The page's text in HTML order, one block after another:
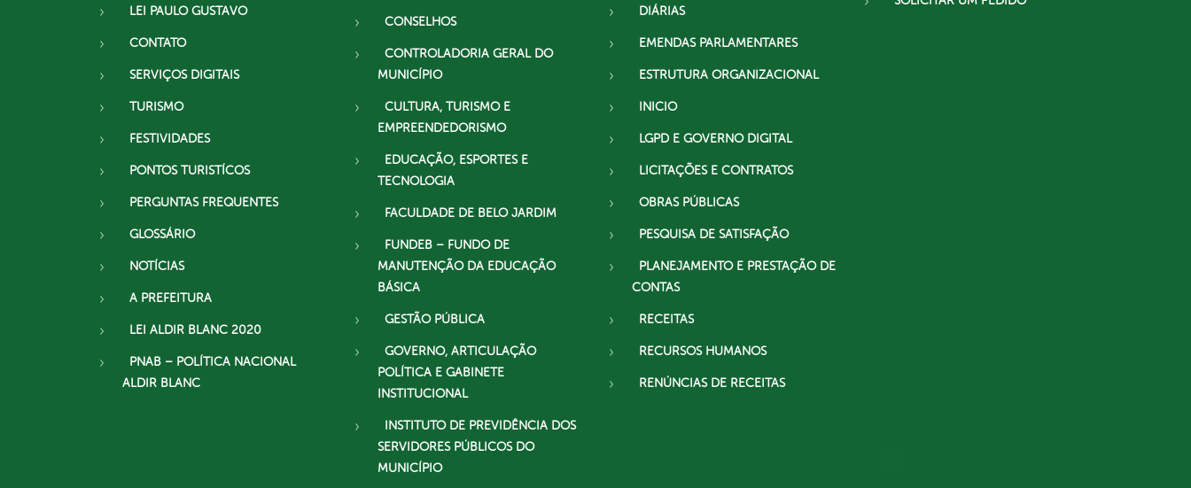
LEI PAULO GUSTAVO
CONTATO
SERVIÇOS DIGITAIS
TURISMO
FESTIVIDADES
PONTOS TURISTÍCOS
PERGUNTAS FREQUENTES
GLOSSÁRIO
NOTÍCIAS
A PREFEITURA
LEI ALDIR BLANC 2020
PNAB – POLÍTICA NACIONAL
ALDIR BLANC
CONSELHOS
CONTROLADORIA GERAL DO
MUNICÍPIO
CULTURA, TURISMO E
EMPREENDEDORISMO
EDUCAÇÃO, ESPORTES E
TECNOLOGIA
FACULDADE DE BELO JARDIM
FUNDEB – FUNDO DE
MANUTENÇÃO DA EDUCAÇÃO
BÁSICA
GESTÃO PÚBLICA
GOVERNO, ARTICULAÇÃO
POLÍTICA E GABINETE
INSTITUCIONAL
INSTITUTO DE PREVIDÊNCIA DOS
SERVIDORES PÚBLICOS DO
MUNICÍPIO
DIÁRIAS
EMENDAS PARLAMENTARES
ESTRUTURA ORGANIZACIONAL
INICIO
LGPD E GOVERNO DIGITAL
LICITAÇÕES E CONTRATOS
OBRAS PÚBLICAS
PESQUISA DE SATISFAÇÃO
PLANEJAMENTO E PRESTAÇÃO DE
CONTAS
RECEITAS
RECURSOS HUMANOS
RENÚNCIAS DE RECEITAS